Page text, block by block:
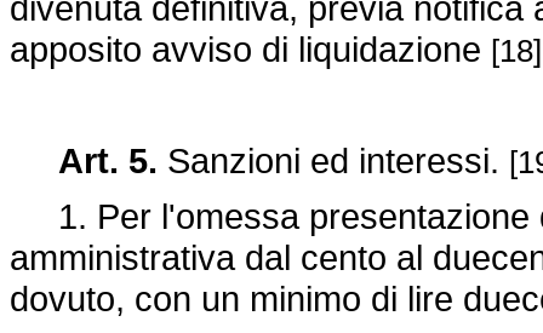
apposito avviso di liquidazione [18]
Art. 5. Sanzioni ed interessi.
1. Per l'omessa presentazione
amministrativa dal cento al
dovuto, con un minimo di lire